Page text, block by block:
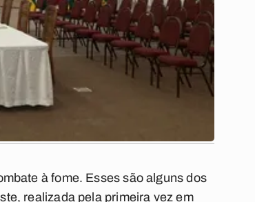
à fome. Esses são alguns dos
realizada pela primeira vez em